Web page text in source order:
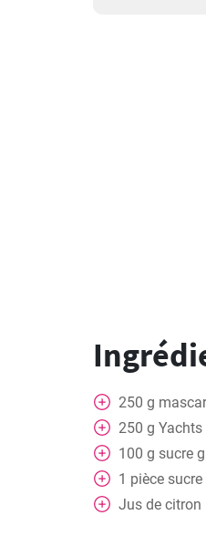
250 g
250 g Yachts
100 g sucre
1 pièce
Jus de citron